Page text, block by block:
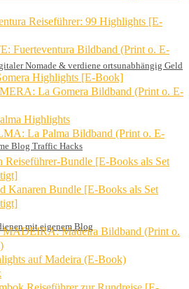
Nomade & verdiene ortsunabhängig Geld
Blog Traffic Hacks
mit eigenem Blog
Reiseführer: 99 Highlights [E-
Fuerteventura Bildband (Print o. E-
Highlights [E-Book]
La Gomera Bildband (Print o. E-
Highlights
La Palma Bildband (Print o. E-
Reiseführer-Bundle [E-Books als Set
Kanaren Bundle [E-Books als Set
Madeira Bildband (Print o.
auf Madeira (E-Book)